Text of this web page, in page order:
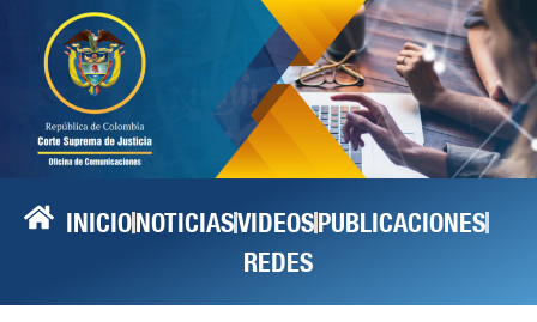
INICIONOTICIASVIDEOSPUBLICACIONES
REDES